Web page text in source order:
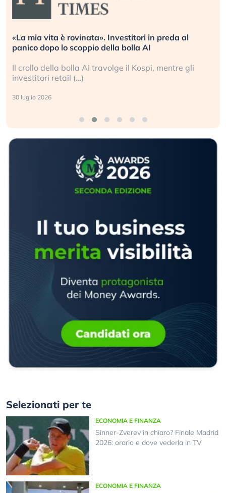
«La mia vita è rovinata». Investitori in preda al
panico dopo lo scoppio della bolla AI
Il crollo della bolla AI travolge il Kospi, mentre gli
investitori retail (…)
30 luglio 2026
Selezionati per te
ECONOMIA E FINANZA
Sinner-Zverev in chiaro? Finale Madrid
2026: orario e dove vederla in TV
ECONOMIA E FINANZA